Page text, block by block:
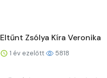
Eltűnt Zsólya Kíra Veronika
1 év ezelőtt 5818